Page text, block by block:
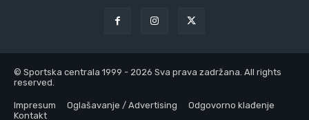
© Sportska centrala 1999 - 2026 Sva prava zadržana. All rights
reserved.
Impresum Oglašavanje / Advertising
Odgovorno klađenje
Kontakt